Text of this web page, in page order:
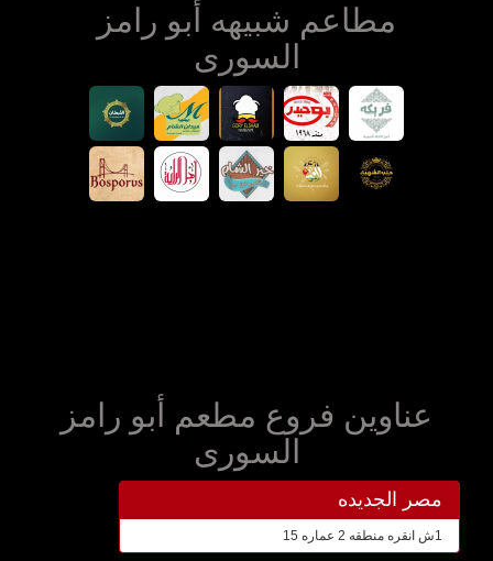
مطاعم شبيهه أبو رامز
السورى
عناوين فروع مطعم أبو رامز
السورى
مصر الجديده
1ش انقره منطقه 2 عماره 15